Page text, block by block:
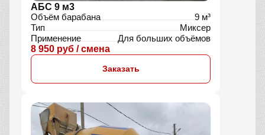
АБС 9 м3
Объём барабана
9 м³
Тип
Миксер
Применение
Для больших объёмов
8 950 руб / смена
Заказать